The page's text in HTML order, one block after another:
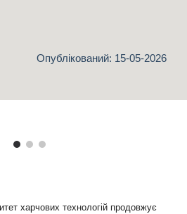
Опублікований: 15-05-2026
харчових технологій продовжує